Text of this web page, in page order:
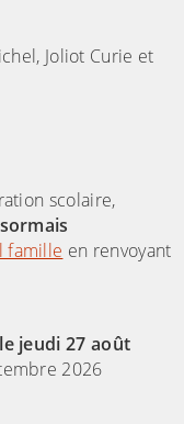
Joliot Curie et
scolaire,
famille en renvoyant
jeudi 27 août
2026